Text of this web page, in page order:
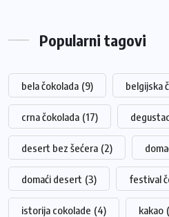
Popularni tagovi
bela čokolada (9) belgijska
crna čokolada (17)
desert bez šećera (2)
domaći desert (3) festival
istorija cokolade (4) kakao